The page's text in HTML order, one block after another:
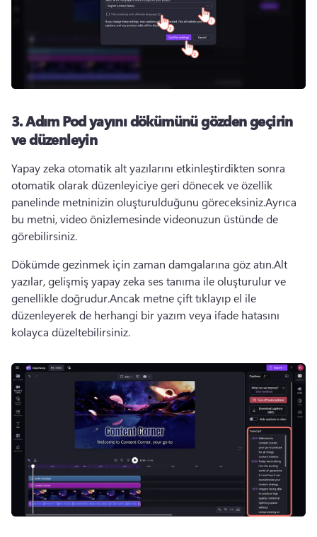
3. AdımPod yayını dökümünü gözden geçirin
ve düzenleyin
Yapay zeka otomatik alt yazılarını etkinleştirdikten sonra
otomatik olarak düzenleyiciye geri dönecek ve özellik
panelinde metninizin oluşturulduğunu göreceksiniz.Ayrıca
bu metni, video önizlemesinde videonuzun üstünde de
görebilirsiniz.
Dökümde gezinmek için zaman damgalarına göz atın.Alt
yazılar, gelişmiş yapay zeka ses tanıma ile oluşturulur ve
genellikle doğrudur.Ancak metne çift tıklayıp el ile
düzenleyerek de herhangi bir yazım veya ifade hatasını
kolayca düzeltebilirsiniz.